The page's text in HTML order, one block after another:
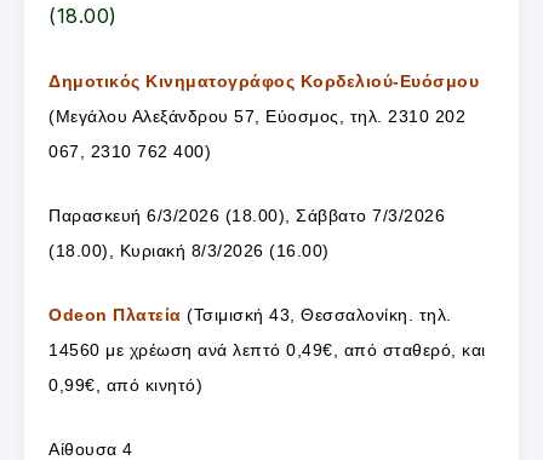
(18.00)
Δημοτικός Κινηματογράφος Κορδελιού-Ευόσμου
(Μεγάλου Αλεξάνδρου 57, Εύοσμος, τηλ. 2310 202
067, 2310 762 400)
Παρασκευή 6/3/2026 (18.00), Σάββατο 7/3/2026
(18.00), Κυριακή 8/3/2026 (16.00)
Odeon Πλατεία (Τσιμισκή 43, Θεσσαλονίκη. τηλ.
14560 με χρέωση ανά λεπτό 0,49€, από σταθερό, και
0,99€, από κινητό)
Αίθουσα 4